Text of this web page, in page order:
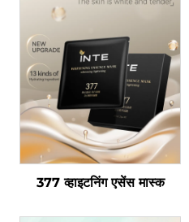
377 व्हाइटनिंग एसेंस मास्क